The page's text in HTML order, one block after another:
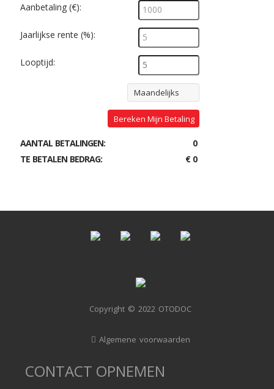
Aanbetaling (€):
Jaarlijkse rente (%):
Looptijd:
Maandelijks
Bereken Mijn Betaling
AANTAL BETALINGEN:
0
TE BETALEN BEDRAG:
€ 0
Copyright © 2022 OTODOC
Algemene voorwaarden
CONTACT OPNEMEN